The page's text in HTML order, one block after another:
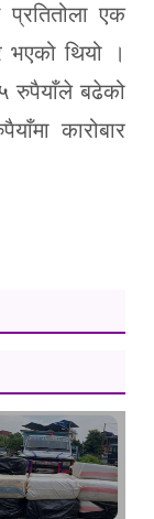
एक
भएको थियो ।
रुपैयाँले बढेको
कारोबार